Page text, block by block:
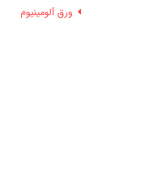
ورق آلومینیوم